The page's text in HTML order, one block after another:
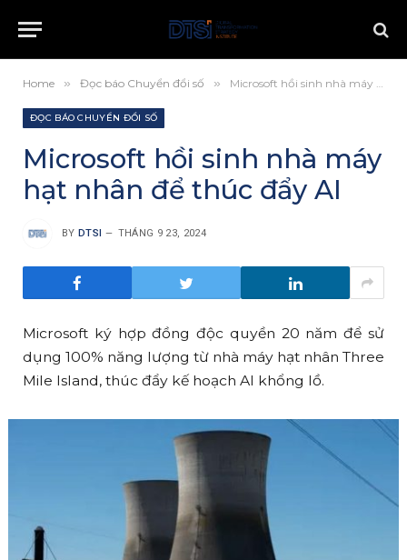
Home » Đọc báo Chuyển đổi số » Microsoft hồi sinh nhà máy hạt nhân để thúc đẩy AI
ĐỌC BÁO CHUYỂN ĐỔI SỐ
Microsoft hồi sinh nhà máy
hạt nhân để thúc đẩy AI
BY DTSI THÁNG 9 23, 2024
Microsoft ký hợp đồng độc quyền 20 năm để sử
dụng 100% năng lượng từ nhà máy hạt nhân Three
Mile Island, thúc đẩy kế hoạch AI khổng lồ.